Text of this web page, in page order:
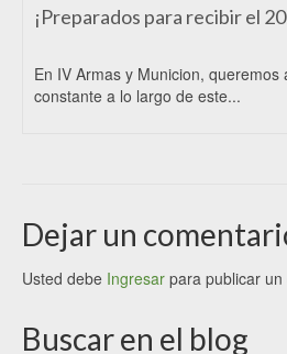
¡Preparados para recibir el
En IV Armas y Municion, queremos
constante a lo largo de este...
Dejar un
Usted debe Ingresar para publicar
Buscar en el blog